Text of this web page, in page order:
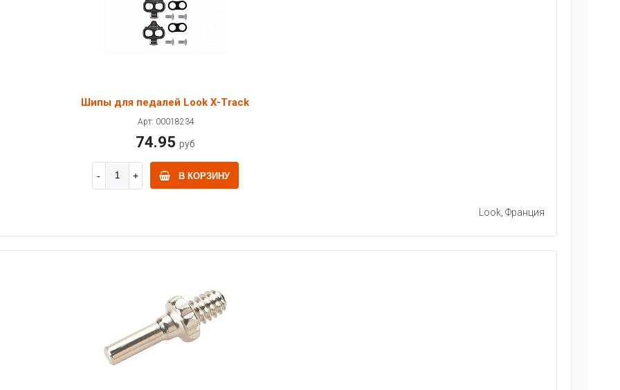
Шипы для педалей Look X-Track
Арт: 00018234
74.95 руб
В КОРЗИНУ
Look, Франция